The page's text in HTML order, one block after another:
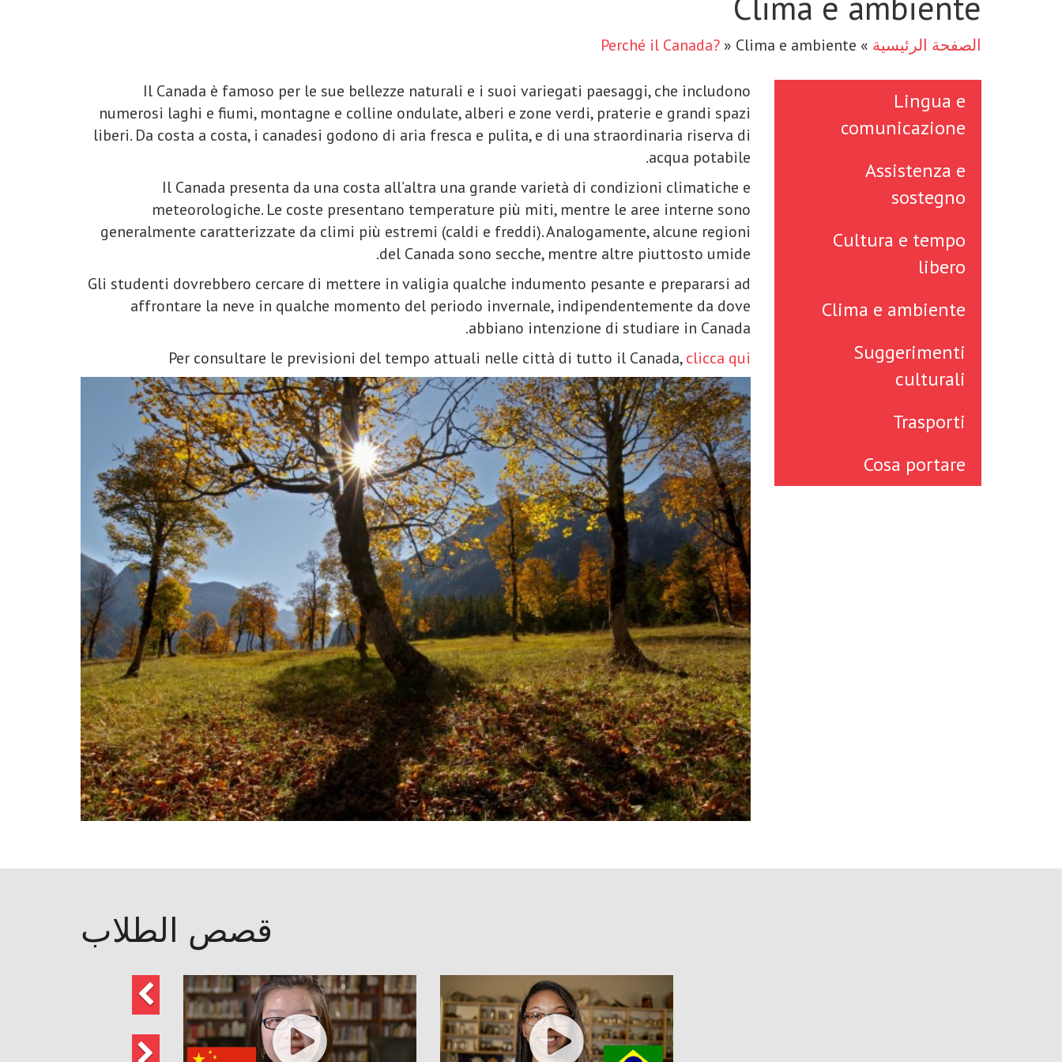
الصفحة الرئيسية »
Perché il Canada? » Clima e ambiente
Lingua e
comunicazione
Assistenza e
sostegno
Cultura e tempo
libero
Clima e ambiente
Suggerimenti
culturali
Trasporti
Cosa portare
Il Canada è famoso per le sue bellezze naturali e i suoi variegati paesaggi, che includono
numerosi laghi e fiumi, montagne e colline ondulate, alberi e zone verdi, praterie e grandi spazi
liberi. Da costa a costa, i canadesi godono di aria fresca e pulita, e di una straordinaria riserva di
acqua potabile.
Il Canada presenta da una costa all’altra una grande varietà di condizioni climatiche e
meteorologiche. Le coste presentano temperature più miti, mentre le aree interne sono
generalmente caratterizzate da climi più estremi (caldi e freddi). Analogamente, alcune regioni
del Canada sono secche, mentre altre piuttosto umide.
Gli studenti dovrebbero cercare di mettere in valigia qualche indumento pesante e prepararsi ad
affrontare la neve in qualche momento del periodo invernale, indipendentemente da dove
abbiano intenzione di studiare in Canada.
Per consultare le previsioni del tempo attuali nelle città di tutto il Canada,clicca qui
قصص الطلاب